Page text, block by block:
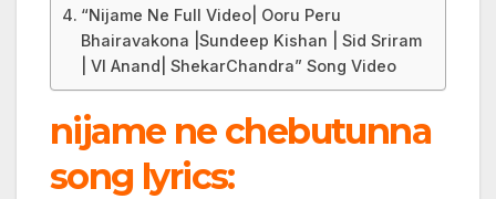
“Nijame Ne Full Video| Ooru Peru
Bhairavakona |Sundeep Kishan | Sid Sriram
| VI Anand| ShekarChandra” Song Video
nijame ne chebutunna
song lyrics: